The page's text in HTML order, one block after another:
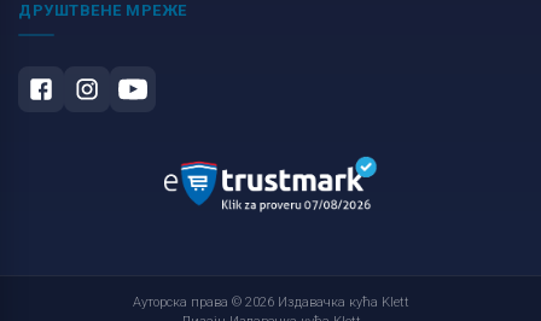
ДРУШТВЕНЕ МРЕЖЕ
Ауторска права © 2026 Издавачка кућа Klett